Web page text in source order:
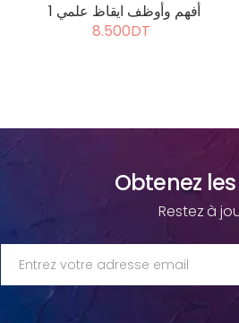
أفهم وأوظف ايقاظ علمي 1
8.500DT
Obtenez
Restez à